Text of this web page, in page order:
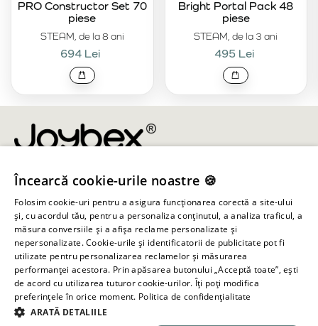
STEAM, de la 8 ani
PRO Constructor Set 70
piese
694 Lei
STEAM, de la 3 ani
Bright Portal Pack 48
piese
495 Lei
info@joybex.ro
Linkuri utile
Cont
Informații despre magazin
Încearcă cookie-urile noastre 🍪
Folosim cookie-uri pentru a asigura funcționarea corectă a site-ului
și, cu acordul tău, pentru a personaliza conținutul, a analiza traficul, a
măsura conversiile și a afișa reclame personalizate și
nepersonalizate. Cookie-urile și identificatorii de publicitate pot fi
utilizate pentru personalizarea reclamelor și măsurarea
performanței acestora. Prin apăsarea butonului „Acceptă toate”, ești
de acord cu utilizarea tuturor cookie-urilor. Îți poți modifica
preferințele în orice moment. Politica de confidențialitate
ARATĂ DETALIILE